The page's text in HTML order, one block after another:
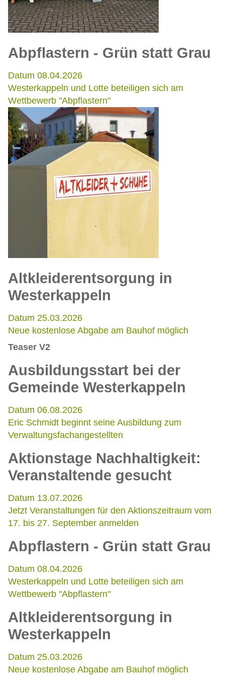
Abpflastern - Grün statt Grau
Datum 08.04.2026
Westerkappeln und Lotte beteiligen sich am
Wettbewerb "Abpflastern"
Altkleiderentsorgung in
Westerkappeln
Datum 25.03.2026
Neue kostenlose Abgabe am Bauhof möglich
Teaser V2
Ausbildungsstart bei der
Gemeinde Westerkappeln
Datum 06.08.2026
Eric Schmidt beginnt seine Ausbildung zum
Verwaltungsfachangestellten
Aktionstage Nachhaltigkeit:
Veranstaltende gesucht
Datum 13.07.2026
Jetzt Veranstaltungen für den Aktionszeitraum vom
17. bis 27. September anmelden
Abpflastern - Grün statt Grau
Datum 08.04.2026
Westerkappeln und Lotte beteiligen sich am
Wettbewerb "Abpflastern"
Altkleiderentsorgung in
Westerkappeln
Datum 25.03.2026
Neue kostenlose Abgabe am Bauhof möglich